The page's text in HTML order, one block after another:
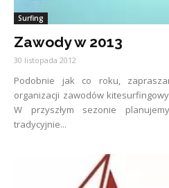
Surfing
Zawody w 2013
30 listopada 2012
Podobnie jak co roku,
organizacji zawodów
W przyszłym sezonie
tradycyjnie...